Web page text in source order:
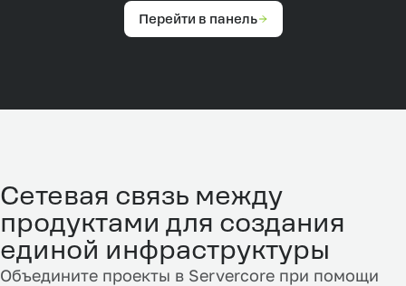
Перейти в панель
Сетевая связь между
продуктами для создания
единой инфраструктуры
Объедините проекты в Servercore при помощи